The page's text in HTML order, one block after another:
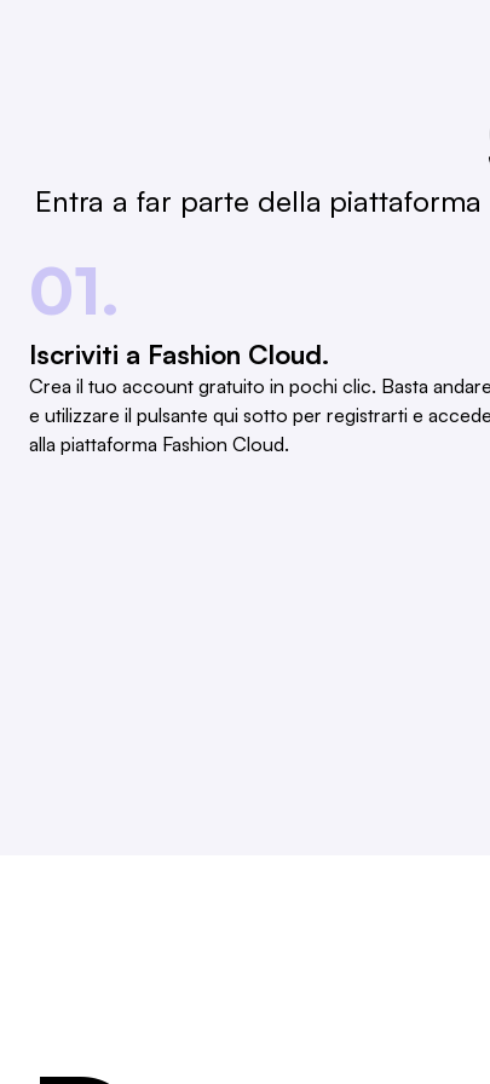
Entra a far parte della
01.
Iscriviti a Fashion Cloud.
Crea il tuo account gratuito in pochi clic. Basta
e utilizzare il pulsante qui sotto per registrarti e
alla piattaforma Fashion Cloud.